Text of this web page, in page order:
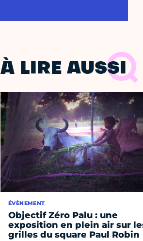
À LIRE AUSSI
ÉVÈNEMENT
Objectif Zéro Palu : une
exposition en plein air sur
grilles du square Paul Robin